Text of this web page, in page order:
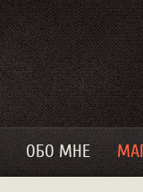
ОБО МНЕ